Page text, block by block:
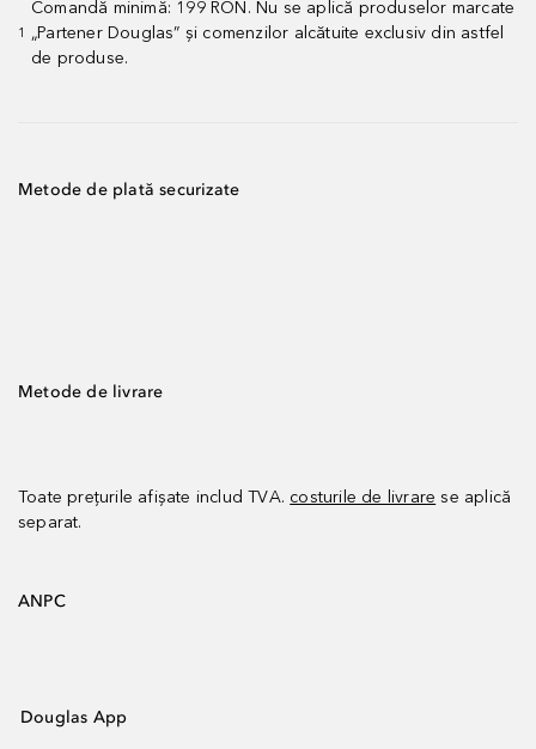
1
Comandă minimă: 199 RON. Nu se aplică produselor marcate
„Partener Douglas” și comenzilor alcătuite exclusiv din astfel
de produse.
Metode de plată securizate
Metode de livrare
Toate prețurile afișate includ TVA. costurile de livrare se aplică
separat.
ANPC
Douglas App